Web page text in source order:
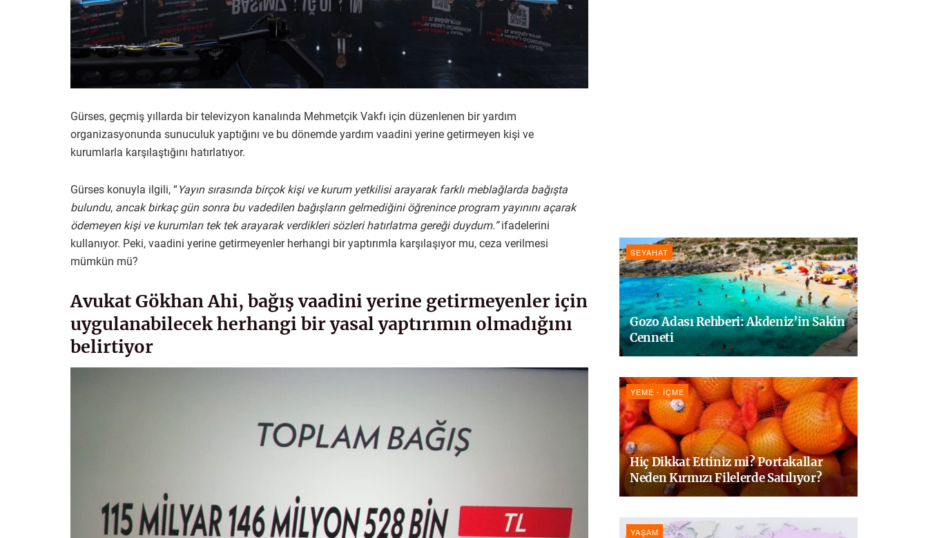
Gürses, geçmiş yıllarda bir televizyon kanalında Mehmetçik Vakfı için düzenlenen bir yardım
organizasyonunda sunuculuk yaptığını ve bu dönemde yardım vaadini yerine getirmeyen kişi ve
kurumlarla karşılaştığını hatırlatıyor.
Gürses konuyla ilgili, “Yayın sırasında birçok kişi ve kurum yetkilisi arayarak farklı meblağlarda bağışta
bulundu, ancak birkaç gün sonra bu vadedilen bağışların gelmediğini öğrenince program yayınını açarak
ödemeyen kişi ve kurumları tek tek arayarak verdikleri sözleri hatırlatma gereği duydum.”ifadelerini
kullanıyor. Peki, vaadini yerine getirmeyenler herhangi bir yaptırımla karşılaşıyor mu, ceza verilmesi
mümkün mü?
Avukat Gökhan Ahi, bağış vaadini yerine getirmeyenler için
uygulanabilecek herhangi bir yasal yaptırımın olmadığını
belirtiyor
SEYAHAT
Gozo Adası Rehberi: Akdeniz’in Sakin
Cenneti
YEME - İÇME
Hiç Dikkat Ettiniz mi? Portakallar
Neden Kırmızı Filelerde Satılıyor?
YAŞAM